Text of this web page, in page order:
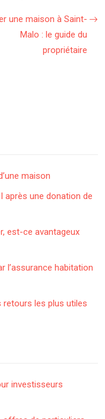
une maison à Saint-
Malo : le guide du
propriétaire
maison
après une donation de
est-ce avantageux
l’assurance habitation
retours les plus utiles
investisseurs